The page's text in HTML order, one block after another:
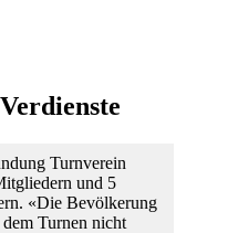
Turnverein
und 5
«Die Bevölkerung
Turnen nicht